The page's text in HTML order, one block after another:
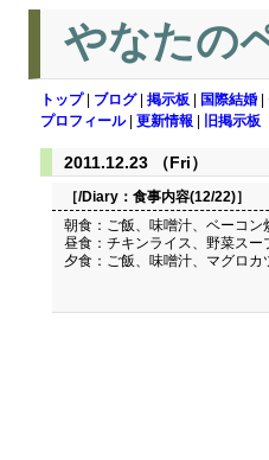
やなたの
トップ| ブログ| 掲示板 国際結婚
プロフィール| 更新情報 旧掲示板
2011.12.23 （Fri）
［/Diary： 食事内容(12/22)］
朝食：ご飯、味噌汁、ベーコン
昼食：チキンライス、野菜スー
夕食：ご飯、味噌汁、マグロカ